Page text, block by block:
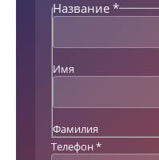
Название *
Имя
Фамилия
Н
Телефон *